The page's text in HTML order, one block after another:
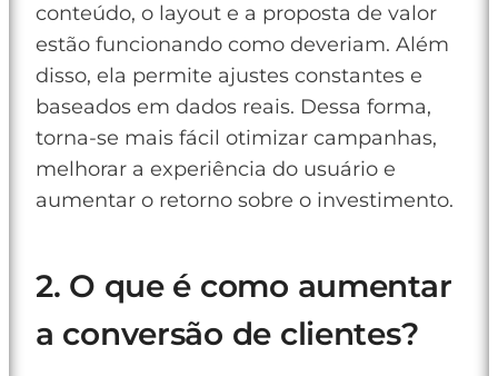
conteúdo, o layout e a proposta de valor
estão funcionando como deveriam. Além
disso, ela permite ajustes constantes e
baseados em dados reais. Dessa forma,
torna-se mais fácil otimizar campanhas,
melhorar a experiência do usuário e
aumentar o retorno sobre o investimento.
2. O que é como aumentar
a conversão de clientes?